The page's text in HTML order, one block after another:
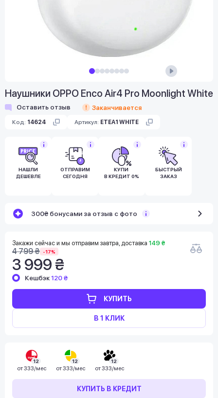
Наушники OPPO Enco Air4 Pro Moonlight White
Оставить отзыв Заканчивается
Код: 14624 Артикул: ETEA1 WHITE
НАШЛИ
ДЕШЕВЛЕ
ОТПРАВИМ
СЕГОДНЯ
КУПИ
В КРЕДИТ 0%
БЫСТРЫЙ
ЗАКАЗ
300₴ бонусами за отзыв с фото
Закажи сейчас и мы отправим завтра, доставка 149 ₴
4 799 ₴ -17%
3 999 ₴
КУПИТЬ
В 1 КЛИК
Кешбэк120 ₴
12
от333/мес
12
от333/мес
12
от333/мес
КУПИТЬ В КРЕДИТ